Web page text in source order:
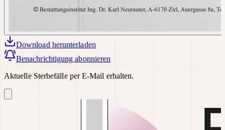
Download herunterladen
Benachrichtigung abonnieren
Aktuelle Sterbefälle per E-Mail erhalten.